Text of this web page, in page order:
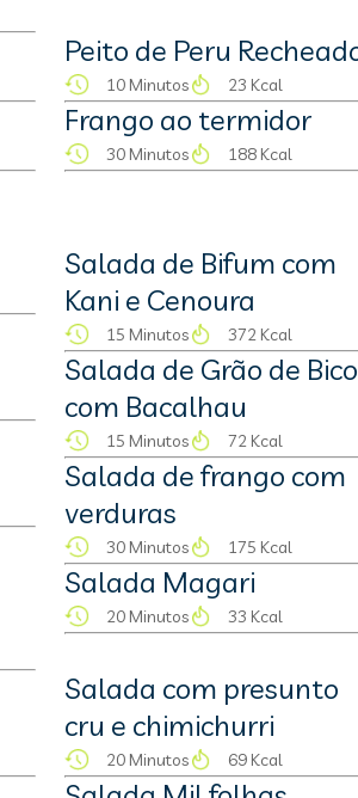
Peito de Peru
10 Minutos 23 Kcal
Frango ao termidor
30 Minutos 188 Kcal
Salada de Bifum com
Kani e Cenoura
15 Minutos 372 Kcal
Salada de Grão de Bico
com Bacalhau
15 Minutos 72 Kcal
Salada de frango com
verduras
30 Minutos 175 Kcal
Salada Magari
20 Minutos 33 Kcal
Salada com presunto
cru e chimichurri
20 Minutos 69 Kcal